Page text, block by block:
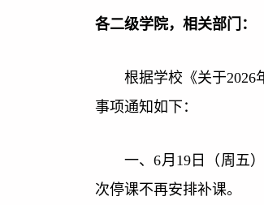
各二级学院，相关部门：
根据学校《关于2026
事项通知如下：
一、6月19日（周五
次停课不再安排补课。